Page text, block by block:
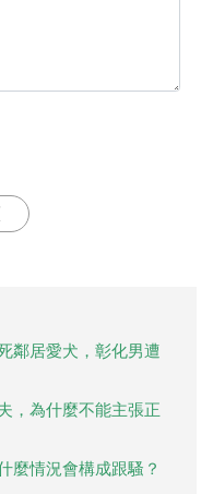
鄰居愛犬，彰化男遭
，為什麼不能主張正
麼情況會構成跟騷？